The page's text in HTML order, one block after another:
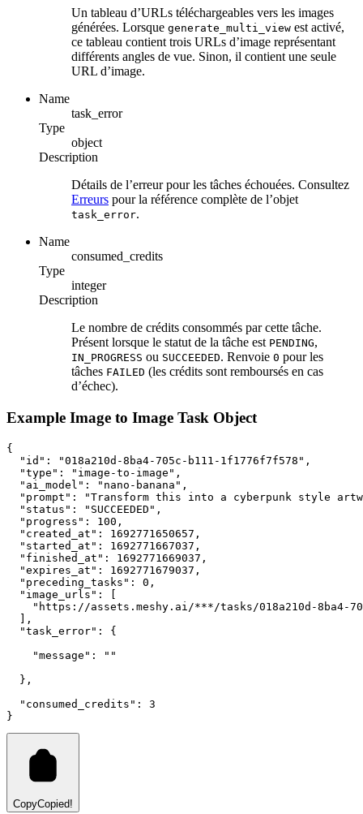
Un tableau d’URLs téléchargeables vers les images
générées. Lorsque generate_multi_view est activé,
ce tableau contient trois URLs d’image représentant
différents angles de vue. Sinon, il contient une seule
URL d’image.
Name
task_error
Type
object
Description
Détails de l’erreur pour les tâches échouées. Consultez
Erreurs pour la référence complète de l’objet
task_error.
Name
consumed_credits
Type
integer
Description
Le nombre de crédits consommés par cette tâche.
Présent lorsque le statut de la tâche est PENDING,
IN_PROGRESS ou SUCCEEDED. Renvoie 0 pour les
tâches FAILED (les crédits sont remboursés en cas
d’échec).
Example Image to Image Task Object
{
"id" : "018a210d-8ba4-705c-b111-1f1776f7f578" ,
"type" : "image-to-image" ,
"ai_model" : "nano-banana" ,
"prompt" :
"Transform this into a cyberpunk style
"status" : "SUCCEEDED" ,
"progress" : 100 ,
"created_at" : 1692771650657 ,
"started_at" : 1692771667037 ,
"finished_at" : 1692771669037 ,
"expires_at" : 1692771679037 ,
"preceding_tasks" : 0 ,
"image_urls" :
"https://assets.meshy.ai/***/tasks/018a210d-8ba4-
,
"task_error" :
{
"message" :
""
  }
,
"consumed_credits" :
3
}
CopyCopied!